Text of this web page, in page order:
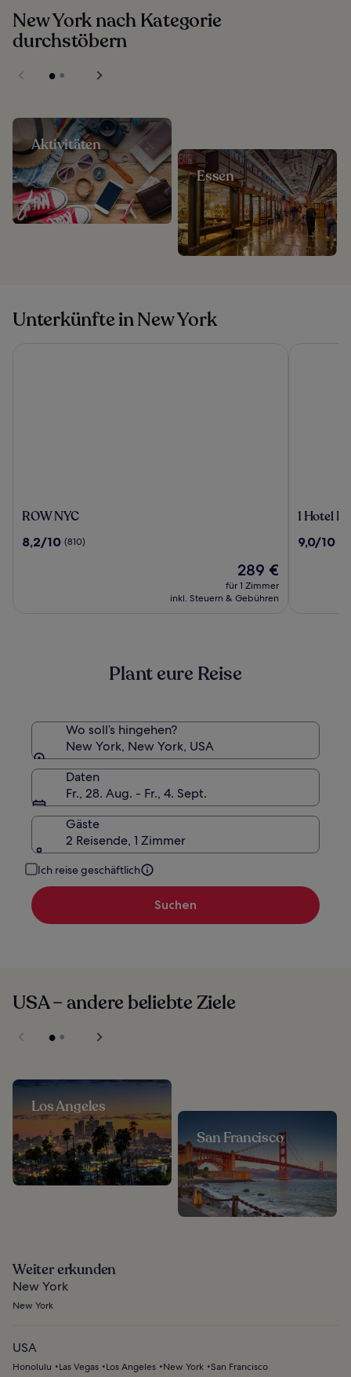
New York nach Kategorie
durchstöbern
Aktivitäten
Essen
Unterkünfte in New York
ROW
ROW NYC
8.2
8,2/10 (810)
Der
Preis
beträgt
289 €
für 1 Zimmer
inkl. Steuern & Gebühren
1
Brooklyn
1 Hotel
9.0
9,0/10
Plant eure Reise
Wo soll’s hingehen?
New York, New York, USA
Daten
Fr., 28. Aug. - Fr., 4. Sept.
Gäste
2 Reisende, 1 Zimmer
Ich reise geschäftlich
Suchen
USA – andere beliebte Ziele
Los Angeles
San Francisco
Weiter erkunden
New York
New York
USA
Honolulu Las Vegas Los Angeles New York San Francisco